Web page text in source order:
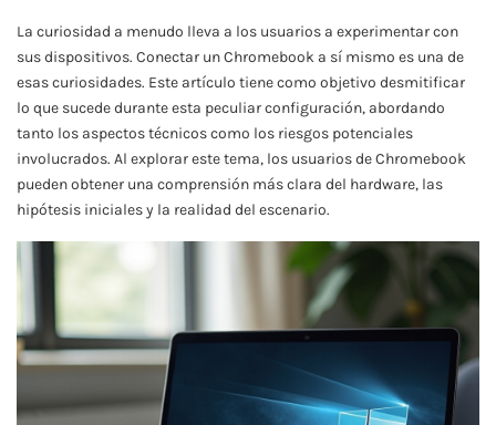
La curiosidad a menudo lleva a los usuarios a experimentar con
sus dispositivos. Conectar un Chromebook a sí mismo es una de
esas curiosidades. Este artículo tiene como objetivo desmitificar
lo que sucede durante esta peculiar configuración, abordando
tanto los aspectos técnicos como los riesgos potenciales
involucrados. Al explorar este tema, los usuarios de Chromebook
pueden obtener una comprensión más clara del hardware, las
hipótesis iniciales y la realidad del escenario.